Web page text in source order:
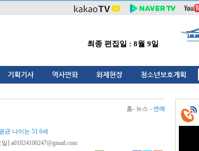
최종 편집일 : 8월 9일
기획기사 역사만화 화제현장 청소년보호계획
홈- 뉴스 - 연예
균 나이는 51.6세
] a01024100247@gmail.com